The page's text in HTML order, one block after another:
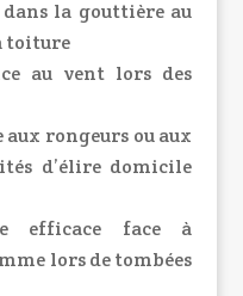
dans la gouttière au
toiture
au vent lors des
rongeurs ou aux
d’élire domicile
efficace face à
lors de tombées